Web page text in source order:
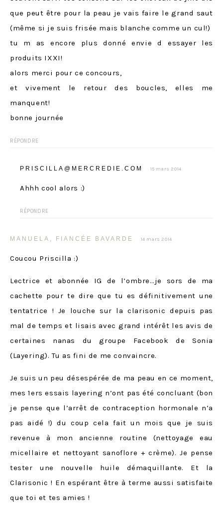
que peut être pour la peau je vais faire le grand saut
(même si je suis frisée mais blanche comme un cul!)
tu m as encore plus donné envie d essayer les
produits IXXI!
alors merci pour ce concours,
et vivement le retour des boucles, elles me
manquent!
bonne journée
RÉPONDRE
PRISCILLA@MERCREDIE.COM 15 mars 2014
Ahhh cool alors :)
RÉPONDRE
MANUELA, FIANCÉE BAVARDE 14 mars 2014
Coucou Priscilla :)
Lectrice et abonnée IG de l’ombre…je sors de ma
cachette pour te dire que tu es définitivement une
tentatrice ! Je louche sur la clarisonic depuis pas
mal de temps et lisais avec grand intérêt les avis de
certaines nanas du groupe Facebook de Sonia
(Layering). Tu as fini de me convaincre.
Je suis un peu désespérée de ma peau en ce moment,
mes 1ers essais layering n’ont pas été concluant (bon
je pense que l’arrêt de contraception hormonale n’a
pas aidé !) du coup cela fait un mois que je suis
revenue à mon ancienne routine (nettoyage eau
micellaire et nettoyant sanoflore + crème). Je pense
tester une nouvelle huile démaquillante. Et la
Clarisonic ! En espérant être à terme aussi satisfaite
que toi et tes amies !